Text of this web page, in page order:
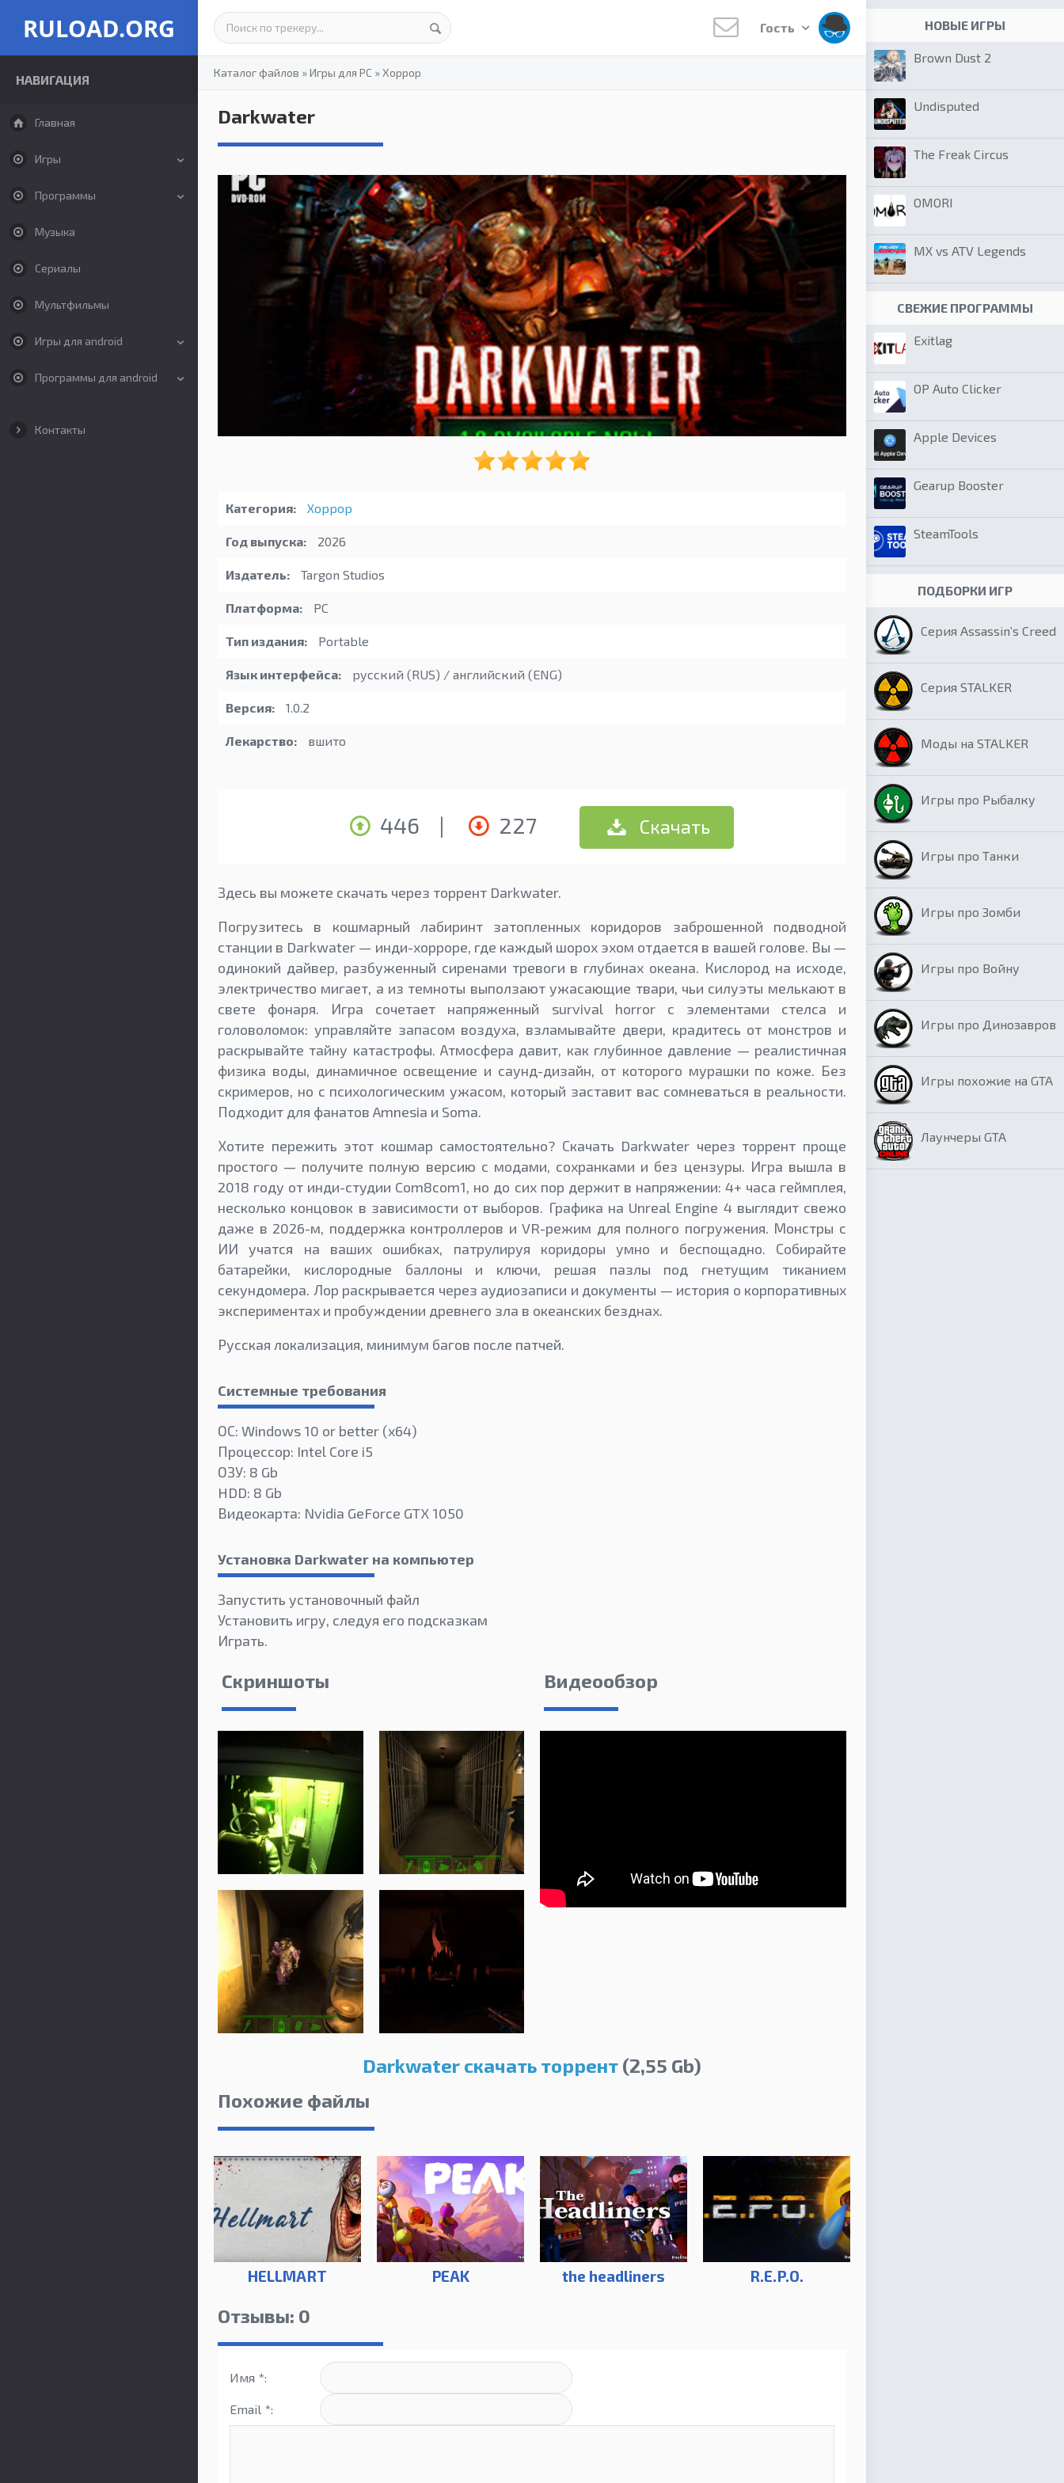
RULOAD.ORG
НАВИГАЦИЯ
Главная
Игры
Программы
Музыка
Сериалы
Мультфильмы
Игры для android
Программы для android
Контакты
Гость
Каталог файлов »Игры для PC »Хоррор
Darkwater
Категория: Хоррор
Год выпуска: 2026
Издатель: Targon Studios
Платформа: PC
Тип издания: Portable
Язык интерфейса: русский (RUS) / английский (ENG)
Версия: 1.0.2
Лекарство: вшито
446 | 227 Скачать
Здесь вы можете скачать через торрент Darkwater.
Погрузитесь в кошмарный лабиринт затопленных коридоров заброшенной подводной
станции в Darkwater — инди-хорроре, где каждый шорох эхом отдается в вашей голове. Вы —
одинокий дайвер, разбуженный сиренами тревоги в глубинах океана. Кислород на исходе,
электричество мигает, а из темноты выползают ужасающие твари, чьи силуэты мелькают в
свете фонаря. Игра сочетает напряженный survival horror с элементами стелса и
головоломок: управляйте запасом воздуха, взламывайте двери, крадитесь от монстров и
раскрывайте тайну катастрофы. Атмосфера давит, как глубинное давление — реалистичная
физика воды, динамичное освещение и саунд-дизайн, от которого мурашки по коже. Без
скримеров, но с психологическим ужасом, который заставит вас сомневаться в реальности.
Подходит для фанатов Amnesia и Soma.
Хотите пережить этот кошмар самостоятельно? Скачать Darkwater через торрент проще
простого — получите полную версию с модами, сохранками и без цензуры. Игра вышла в
2018 году от инди-студии Com8com1, но до сих пор держит в напряжении: 4+ часа геймплея,
несколько концовок в зависимости от выборов. Графика на Unreal Engine 4 выглядит свежо
даже в 2026-м, поддержка контроллеров и VR-режим для полного погружения. Монстры с
ИИ учатся на ваших ошибках, патрулируя коридоры умно и беспощадно. Собирайте
батарейки, кислородные баллоны и ключи, решая пазлы под гнетущим тиканием
секундомера. Лор раскрывается через аудиозаписи и документы — история о корпоративных
экспериментах и пробуждении древнего зла в океанских безднах.
Русская локализация, минимум багов после патчей.
Системные требования
ОС: Windows 10 or better (х64)
Процессор: Intel Core i5
ОЗУ: 8 Gb
HDD: 8 Gb
Видеокарта: Nvidia GeForce GTX 1050
Установка Darkwater на компьютер
Запустить установочный файл
Установить игру, следуя его подсказкам
Играть.
Скриншоты Видеообзор
Darkwater скачать торрент (2,55 Gb)
Похожие файлы
HELLMART PEAK the headliners R.E.P.O.
Отзывы: 0
Имя *:
Email *:
НОВЫЕ ИГРЫ
Brown Dust 2
Undisputed
The Freak Circus
OMORI
MX vs ATV Legends
СВЕЖИЕ ПРОГРАММЫ
Exitlag
OP Auto Clicker
Apple Devices
Gearup Booster
SteamTools
ПОДБОРКИ ИГР
Серия Assassin’s Creed
Серия STALKER
Моды на STALKER
Игры про Рыбалку
Игры про Танки
Игры про Зомби
Игры про Войну
Игры про Динозавров
Игры похожие на GTA
Лаунчеры GTA